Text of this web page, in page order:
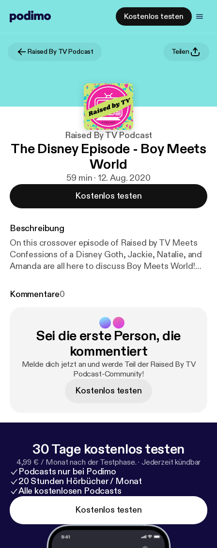
Kostenlos testen
Raised By TV Podcast Teilen
Raised By TV Podcast
The Disney Episode - Boy Meets
World
59 min · 12. Aug. 2020
Kostenlos testen
Beschreibung
On this crossover episode of Raised by TV Meets
Confessions of a Disney Goth, Jackie, Natalie, and
Amanda are all here to discuss Boy Meets World!
Seas Pavilion? We struggle to answer these
rbtvpodcast@gmail.com Please rate, review, and
Kommentare0
Sei die erste Person, die
kommentiert
Melde dich jetzt an und werde Teil der Raised By TV
Podcast-Community!
Kostenlos testen
30 Tage kostenlos testen
4,99 € / Monat nach der Testphase. · Jederzeit kündbar
Podcasts nur bei Podimo
20 Stunden Hörbücher / Monat
Alle kostenlosen Podcasts
Kostenlos testen